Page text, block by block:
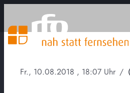
Fr., 10.08.2018 , 18:07 Uhr /